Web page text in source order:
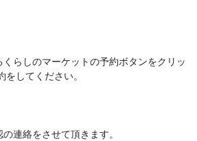
らしのマーケットの予約ボタンをクリッ
してください。
連絡をさせて頂きます。